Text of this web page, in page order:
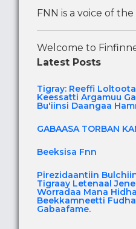
FNN is a voice of
Welcome to
Latest Posts
Tigray: Reeffi
Keessatti Argamuu
Bu'iinsi Daangaa
GABAASA TORBAN
Beeksisa Fnn
Pirezidaantiin
Tigraay Letenaal
Worradaa Mana
Beekkamneetti
Gabaafame.